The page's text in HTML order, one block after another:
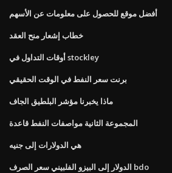
أفضل موقع للحصول على معلومات عن الأسهم
خطاب إشعار منح العقد
أوقات التداول في stockley
برنت سعر النفط في الوقت الحقيقي
ماذا يخبرنا مؤشر البلطيق الجاف
المجموعة الثانية مواصفات النفط قاعدة
هي الدولارات إلى جنيه
الدولار إلى البيزو الفلبيني سعر الصرف bdo